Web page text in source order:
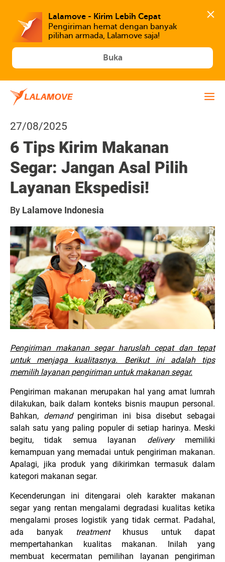
Lalamove - Kirim Lebih Cepat
Pengiriman hemat dengan banyak
Buka
27/08/2025
6 Tips Kirim Makanan
Segar: Jangan Asal Pilih
Layanan Ekspedisi!
By Lalamove Indonesia
Pengiriman makanan segar haruslah cepat dan tepat
untuk menjaga kualitasnya. Berikut ini adalah tips
memilih layanan pengiriman untuk makanan segar.
Pengiriman makanan merupakan hal yang amat lumrah
dilakukan, baik dalam konteks bisnis maupun personal.
Bahkan, demand pengiriman ini bisa disebut sebagai
salah satu yang paling populer di setiap harinya. Meski
begitu, tidak semua layanan delivery memiliki
kemampuan yang memadai untuk pengiriman makanan.
Apalagi, jika produk yang dikirimkan termasuk dalam
kategori makanan segar.
Kecenderungan ini ditengarai oleh karakter makanan
segar yang rentan mengalami degradasi kualitas ketika
mengalami proses logistik yang tidak cermat. Padahal,
ada banyak
treatment khusus untuk dapat
mempertahankan kualitas makanan. Inilah yang
membuat kecermatan pemilihan layanan pengiriman